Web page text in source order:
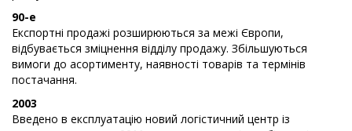
90-e
Експортні продажі розширюються за межі Європи,
відбувається зміцнення відділу продажу. Збільшуються
вимоги до асортименту, наявності товарів та термінів
постачання.
2003
Введено в експлуатацію новий логістичний центр із